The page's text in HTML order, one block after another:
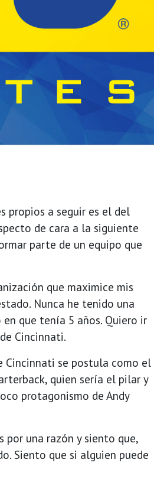
propios a seguir es el del
de cara a la siguiente
parte de un equipo que
que maximice mis
Nunca he tenido una
que tenía 5 años. Quiero ir
Cincinnati.
Cincinnati se postula como el
quien sería el pilar y
protagonismo de Andy
por una razón y siento que,
Siento que si alguien puede